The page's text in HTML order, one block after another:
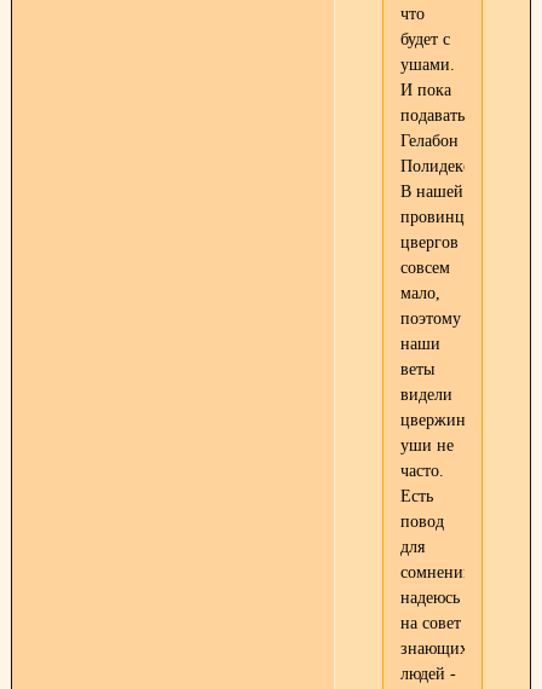
что
будет с
ушами.
И пока
подавать
Гелабон
Полидекс.
В нашей
провинции
цвергов
совсем
мало,
поэтому
наши
веты
видели
цвержиные
уши не
часто.
Есть
повод
для
сомнений...очень
надеюсь
на совет
знающих
людей -